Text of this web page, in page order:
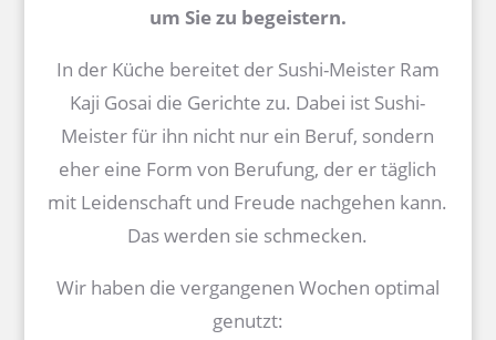
um Sie zu begeistern.
In der Küche bereitet der Sushi-Meister Ram
Kaji Gosai die Gerichte zu. Dabei ist Sushi-
Meister für ihn nicht nur ein Beruf, sondern
eher eine Form von Berufung, der er täglich
mit Leidenschaft und Freude nachgehen kann.
Das werden sie schmecken.
Wir haben die vergangenen Wochen optimal
genutzt: